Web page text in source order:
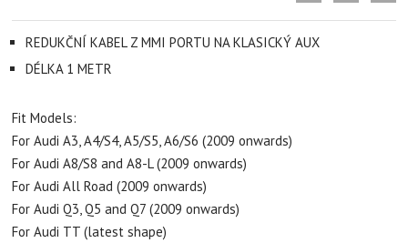
REDUKČNÍ KABEL Z MMI PORTU NA KLASICKÝ AUX
DÉLKA 1 METR
Fit Models:
For Audi A3, A4/S4, A5/S5, A6/S6 (2009 onwards)
For Audi A8/S8 and A8-L (2009 onwards)
For Audi All Road (2009 onwards)
For Audi Q3, Q5 and Q7 (2009 onwards)
For Audi TT (latest shape)